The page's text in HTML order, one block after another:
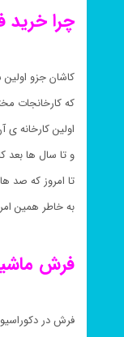
چرا خرید
کاشان جزو
که کارخانجات
اولین کارخانه ی آن
و تا سال ها بعد
تا امروز که صد ها کارخانه فرش کاشان و
به خاطر همین
فرش
فرش در